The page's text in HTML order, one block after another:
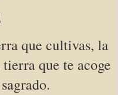
que cultivas, la
que te acoge